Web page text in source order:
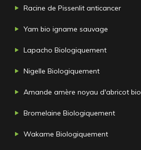
Racine de Pissenlit anticancer
Yam bio igname sauvage
Lapacho Biologiquement
Nigelle Biologiquement
Amande amère noyau d'abricot bio
Bromelaine Biologiquement
Wakame Biologiquement